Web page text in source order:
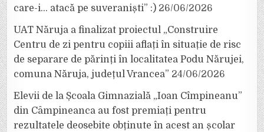
care-i… atacă pe suveraniști” :) 26/06/2026
UAT Năruja a finalizat proiectul „Construire
Centru de zi pentru copiii aflați în situație de risc
de separare de părinți în localitatea Podu Nărujei,
comuna Năruja, județul Vrancea” 24/06/2026
Elevii de la Școala Gimnazială „Ioan Cîmpineanu”
din Câmpineanca au fost premiați pentru
rezultatele deosebite obținute în acest an școlar